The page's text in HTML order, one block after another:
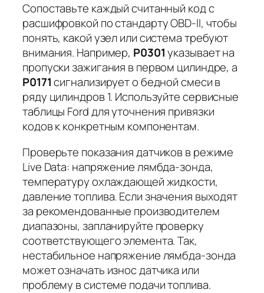
Сопоставьте каждый считанный код с
расшифровкой по стандарту OBD-II, чтобы
понять, какой узел или система требуют
внимания. Например, P0301указывает на
пропуски зажигания в первом цилиндре, а
P0171сигнализирует о бедной смеси в
ряду цилиндров 1. Используйте сервисные
таблицы Ford для уточнения привязки
кодов к конкретным компонентам.
Проверьте показания датчиков в режиме
Live Data: напряжение лямбда-зонда,
температуру охлаждающей жидкости,
давление топлива. Если значения выходят
за рекомендованные производителем
диапазоны, запланируйте проверку
соответствующего элемента. Так,
нестабильное напряжение лямбда-зонда
может означать износ датчика или
проблему в системе подачи топлива.